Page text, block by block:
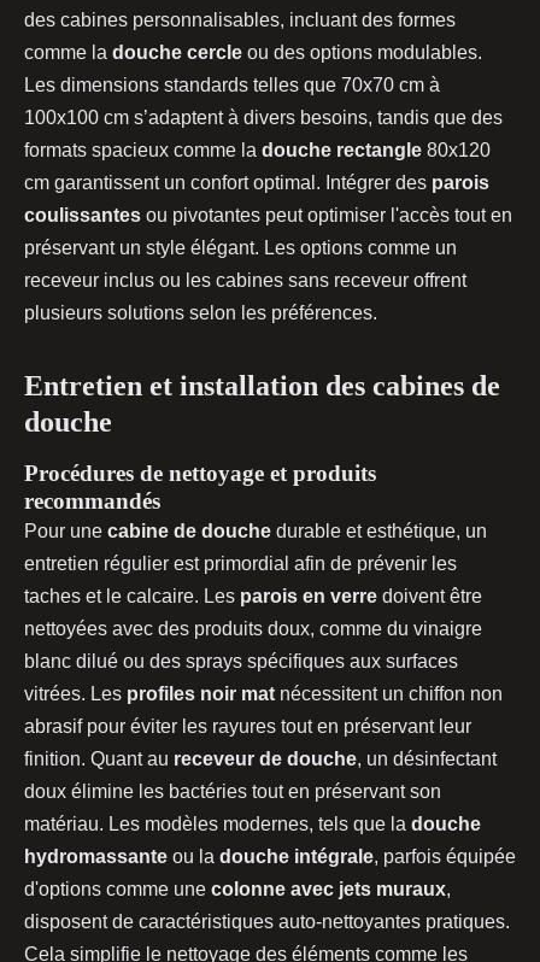
des cabines personnalisables, incluant des formes
comme la douche cercle ou des options modulables.
Les dimensions standards telles que 70x70 cm à
100x100 cm s’adaptent à divers besoins, tandis que des
formats spacieux comme la douche rectangle 80x120
cm garantissent un confort optimal. Intégrer des parois
coulissantes ou pivotantes peut optimiser l'accès tout en
préservant un style élégant. Les options comme un
receveur inclus ou les cabines sans receveur offrent
plusieurs solutions selon les préférences.
Entretien et installation des cabines de
douche
Procédures de nettoyage et produits
recommandés
Pour une cabine de douche durable et esthétique, un
entretien régulier est primordial afin de prévenir les
taches et le calcaire. Les parois en verre doivent être
nettoyées avec des produits doux, comme du vinaigre
blanc dilué ou des sprays spécifiques aux surfaces
vitrées. Les profiles noir mat nécessitent un chiffon non
abrasif pour éviter les rayures tout en préservant leur
finition. Quant au receveur de douche, un désinfectant
doux élimine les bactéries tout en préservant son
matériau. Les modèles modernes, tels que la douche
hydromassante ou la douche intégrale, parfois équipée
d'options comme une colonne avec jets muraux,
disposent de caractéristiques auto-nettoyantes pratiques.
Cela simplifie le nettoyage des éléments comme les